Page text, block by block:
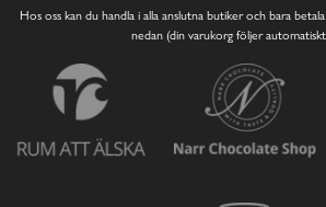
Hos oss kan du handla i alla anslutna butiker och bara
nedan (din varukorg följer